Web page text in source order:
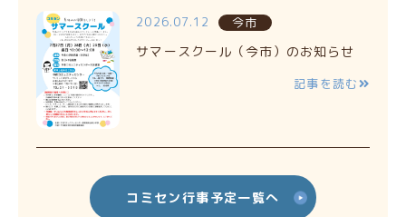
2026.07.12 今市
サマースクール（今市）のお知らせ
記事を読む
コミセン行事予定一覧へ